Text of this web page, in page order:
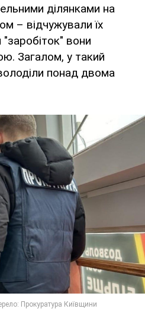
ділянками на
– відчужували їх
вони
Загалом, у такий
понад двома